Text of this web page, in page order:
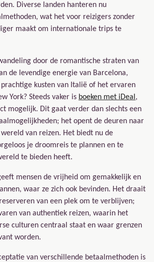
Diverse landen hanteren nu
wat het voor reizigers zonder
maakt om internationale trips te
door de romantische straten van
de levendige energie van Barcelona,
kusten van Italië of het ervaren
York? Steeds vaker is boeken met iDeal ,
mogelijk. Dit gaat verder dan slechts een
het opent de deuren naar
van reizen. Het biedt nu de
je droomreis te plannen en te
te bieden heeft.
mensen de vrijheid om gemakkelijk en
waar ze zich ook bevinden. Het draait
van een plek om te verblijven;
van authentiek reizen, waarin het
culturen centraal staat en waar grenzen
worden.
van verschillende betaalmethoden is